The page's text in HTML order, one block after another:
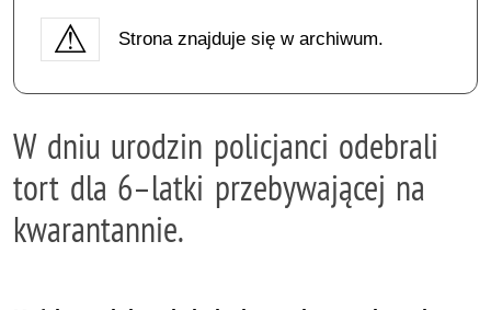
Strona znajduje się w archiwum.
W dniu urodzin policjanci odebrali
tort dla 6–latki przebywającej na
kwarantannie.